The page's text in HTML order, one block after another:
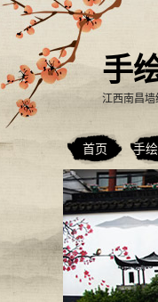
手
江西南昌
首页 手